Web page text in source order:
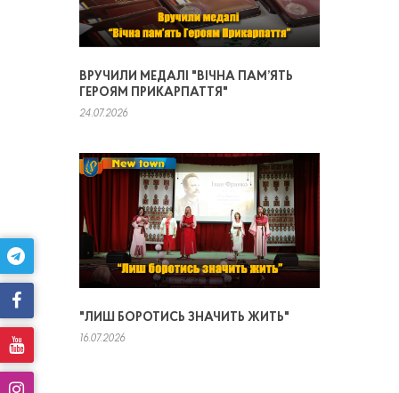
ВРУЧИЛИ МЕДАЛІ "ВІЧНА ПАМ’ЯТЬ
ГЕРОЯМ ПРИКАРПАТТЯ"
24.07.2026
"ЛИШ БОРОТИСЬ ЗНАЧИТЬ ЖИТЬ"
16.07.2026